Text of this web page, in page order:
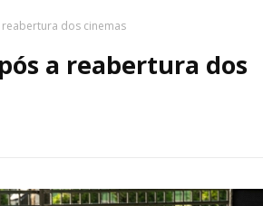
dos cinemas
a reabertura dos